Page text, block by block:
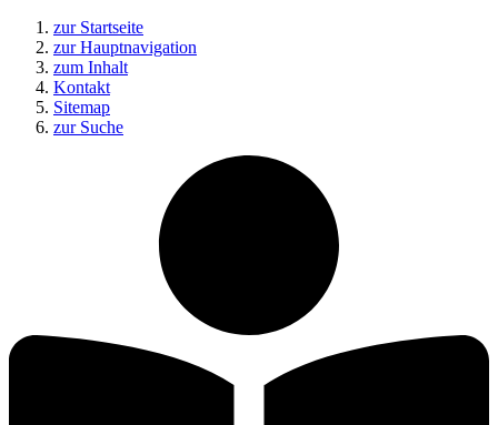
zur Startseite
zur Hauptnavigation
zum Inhalt
Kontakt
Sitemap
zur Suche